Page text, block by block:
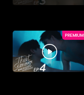
PREMIUM